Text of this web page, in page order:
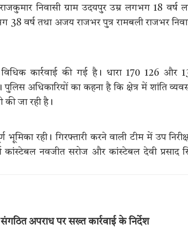
निवासी ग्राम उदयपुर उम्र लगभग 18 वर्ष
38 वर्ष तथा अजय राजभर पुत्र रामबली राजभर
कार्रवाई की गई है। धारा 170 126 और
अधिकारियों का कहना है कि क्षेत्र में शांति
जा रही है।
रही। गिरफ्तारी करने वाली टीम में उप
कांस्टेबल नवजीत सरोज और कांस्टेबल देवी प्रसाद
अपराध पर सख्त कार्रवाई के निर्देश